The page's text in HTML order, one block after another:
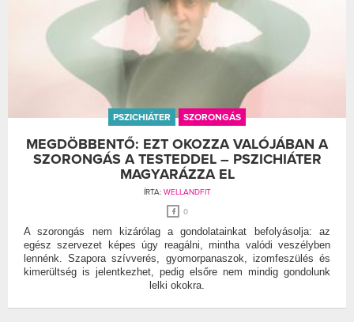
PSZICHIÁTER SZORONGÁS
MEGDÖBBENTŐ: EZT OKOZZA VALÓJÁBAN A
SZORONGÁS A TESTEDDEL – PSZICHIÁTER
MAGYARÁZZA EL
ÍRTA: WELLANDFIT
0
A szorongás nem kizárólag a gondolatainkat befolyásolja: az
egész szervezet képes úgy reagálni, mintha valódi veszélyben
lennénk. Szapora szívverés, gyomorpanaszok, izomfeszülés és
kimerültség is jelentkezhet, pedig elsőre nem mindig gondolunk
lelki okokra.